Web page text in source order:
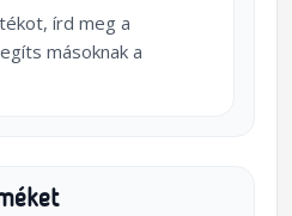
írd meg a
másoknak a